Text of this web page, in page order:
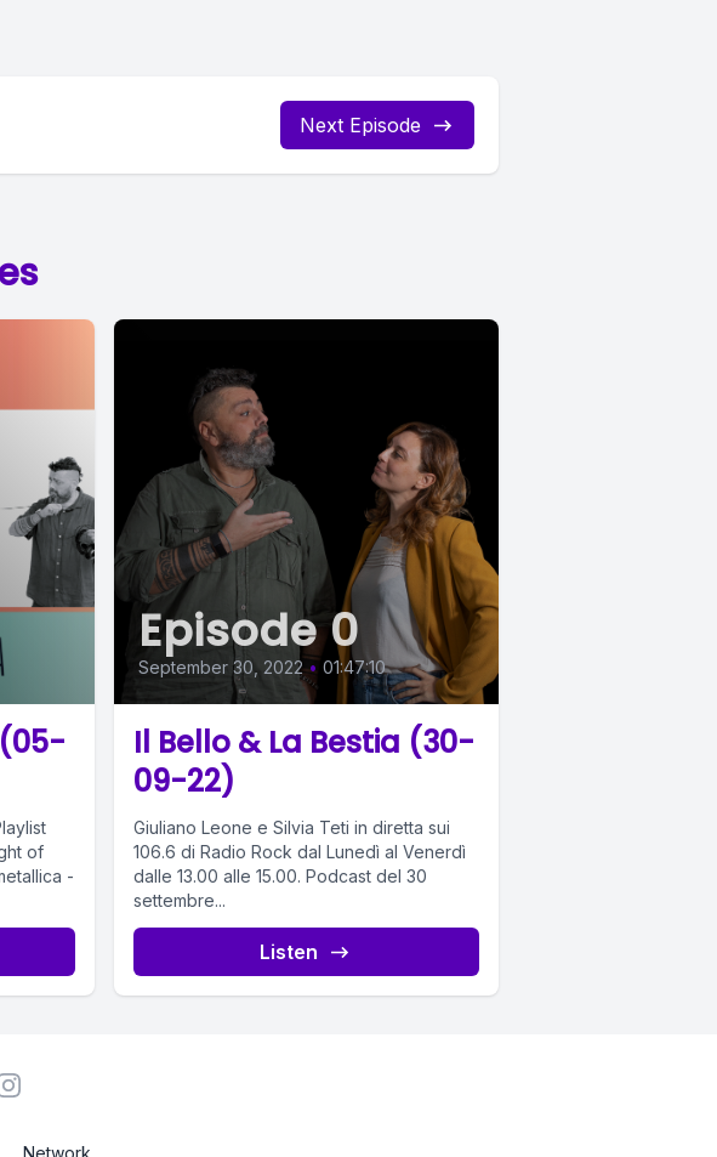
Next Episode
of
-
Episode 0
September 30, 2022 • 01:47:10
Il Bello & La Bestia (30-
09-22)
Giuliano Leone e Silvia Teti in diretta sui
106.6 di Radio Rock dal Lunedì al Venerdì
dalle 13.00 alle 15.00. Podcast del 30
settembre...
Listen